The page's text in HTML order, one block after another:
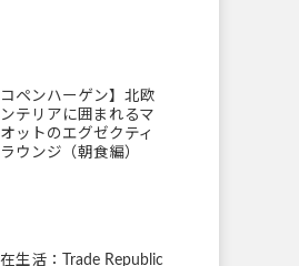
コペンハーゲン】北欧
テリアに囲まれるマ
オットのエグゼクティ
ウンジ（朝食編）
生活：Trade Republic